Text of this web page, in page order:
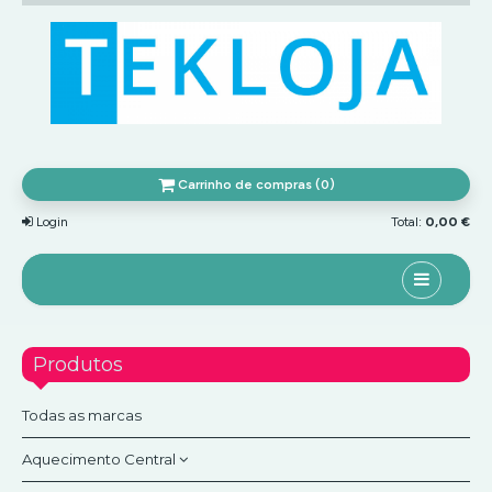
Carrinho de compras (0)
Login Total: 0,00 €
Sobre nós
Promoções
Profissionais/Revenda
Produtos
Todas as marcas
Aquecimento Central